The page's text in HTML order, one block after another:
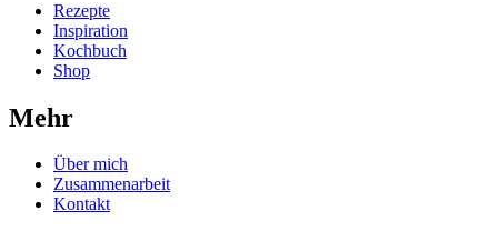
Rezepte
Inspiration
Kochbuch
Shop
Mehr
Über mich
Zusammenarbeit
Kontakt